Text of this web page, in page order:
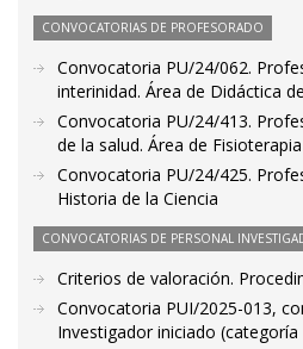
CONVOCATORIAS DE PROFESORADO
Convocatoria PU/24/062.
interinidad. Área de Didáctica
Convocatoria PU/24/413.
de la salud. Área de Fisioterapia
Convocatoria PU/24/425.
Historia de la Ciencia
CONVOCATORIAS DE PERSONAL
Criterios de valoración.
Convocatoria PUI/2025-013,
Investigador iniciado (categoría